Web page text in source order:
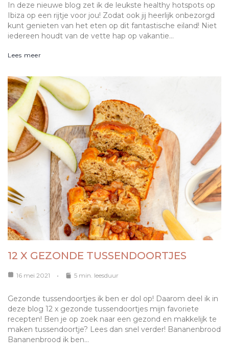
In deze nieuwe blog zet ik de leukste healthy hotspots op
Ibiza op een rijtje voor jou! Zodat ook jij heerlijk onbezorgd
kunt genieten van het eten op dit fantastische eiland! Niet
iedereen houdt van de vette hap op vakantie…
Lees meer
12 X GEZONDE TUSSENDOORTJES
16 mei 2021 5 min. leesduur
Gezonde tussendoortjes ik ben er dol op! Daarom deel ik in
deze blog 12 x gezonde tussendoortjes mijn favoriete
recepten! Ben je op zoek naar een gezond en makkelijk te
maken tussendoortje? Lees dan snel verder! Bananenbrood
Bananenbrood ik ben…